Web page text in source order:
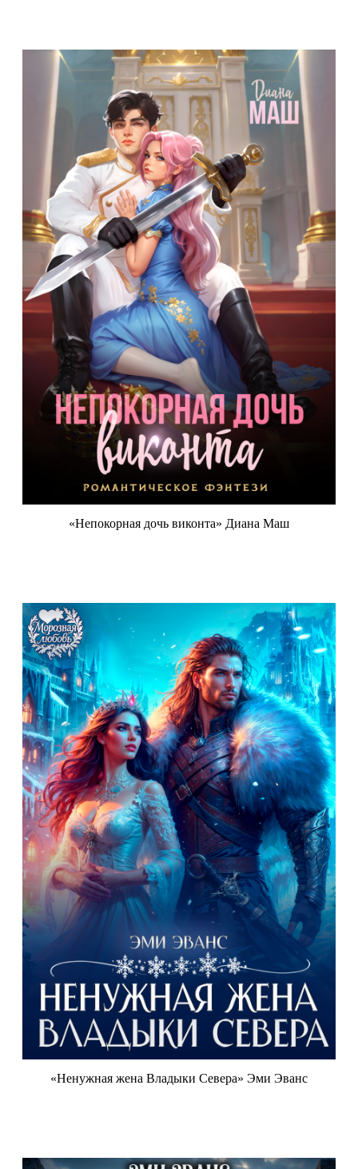
«Непокорная дочь виконта» Диана Маш
«Ненужная жена Владыки Севера» Эми Эванс